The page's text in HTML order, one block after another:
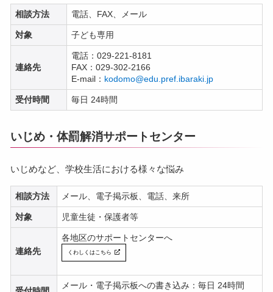
相談方法 電話、FAX、メール
対象 子ども専用
連絡先
電話：029-221-8181
FAX：029-302-2166
E-mail： kodomo@edu.pref.ibaraki.jp
受付時間 毎日 24時間
いじめ・体罰解消サポートセンター
いじめなど、学校生活における様々な悩み
相談方法 メール、電子掲示板、電話、来所
対象 児童生徒・保護者等
連絡先
各地区のサポートセンターへ
くわしくはこちら
メール・電子掲示板への書き込み：毎日 24時間